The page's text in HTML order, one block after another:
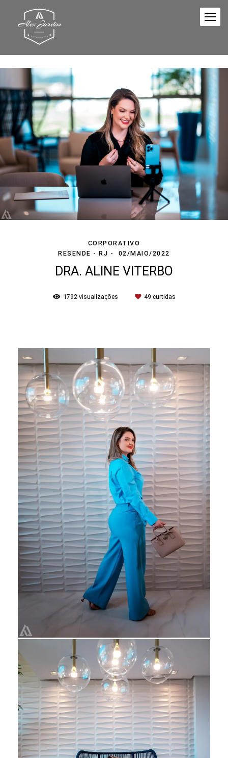
CORPORATIVO
RESENDE - RJ
02/MAIO/2022
DRA. ALINE VITERBO
1792visualizações 49 curtidas